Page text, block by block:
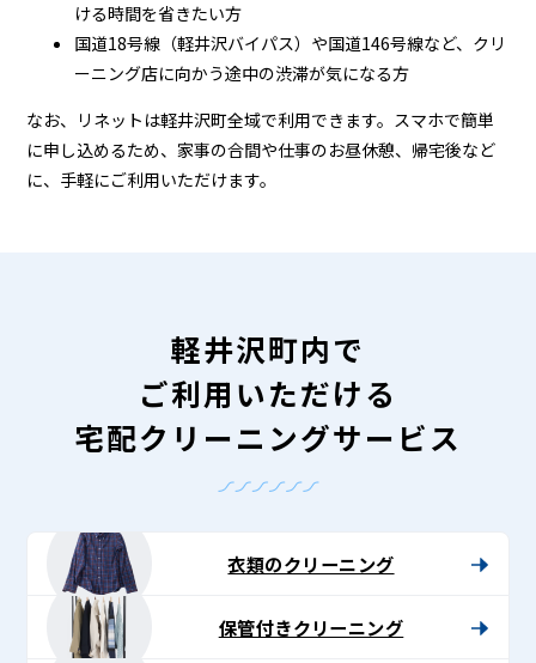
ける時間を省きたい方
国道18号線（軽井沢バイパス）や国道146号線など、クリ
ーニング店に向かう途中の渋滞が気になる方
なお、リネットは軽井沢町全域で利用できます。スマホで簡単
に申し込めるため、家事の合間や仕事のお昼休憩、帰宅後など
に、手軽にご利用いただけます。
軽井沢町内で
ご利用いただける
宅配クリーニングサービス
衣類のクリーニング
保管付きクリーニング